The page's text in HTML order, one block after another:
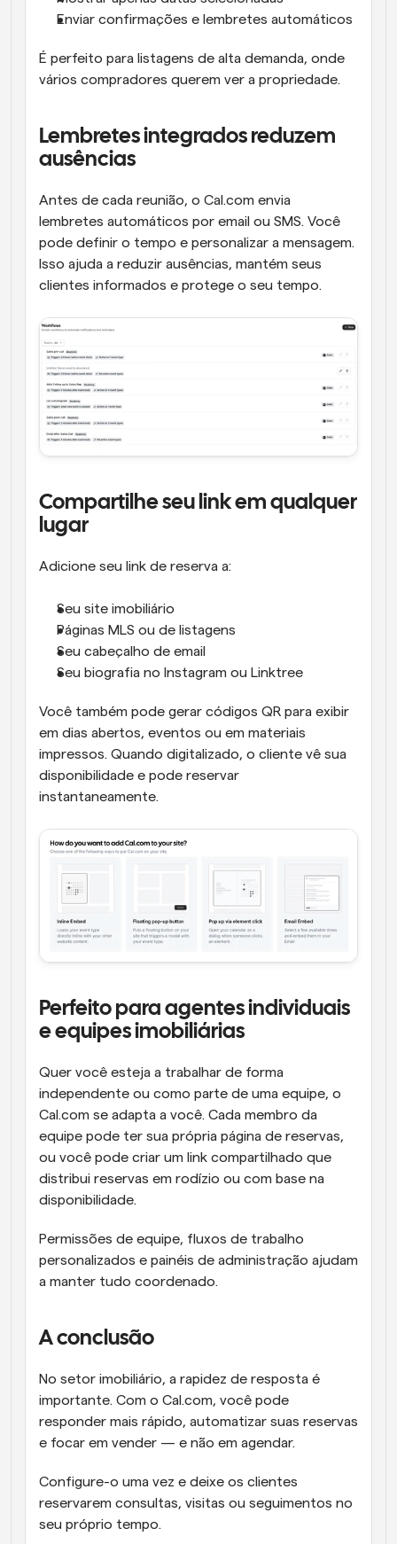
Enviar confirmações e lembretes automáticos
É perfeito para listagens de alta demanda, onde
vários compradores querem ver a propriedade.
Lembretes integrados reduzem
ausências
Antes de cada reunião, o Cal.com envia
lembretes automáticos por email ou SMS. Você
pode definir o tempo e personalizar a mensagem.
Isso ajuda a reduzir ausências, mantém seus
clientes informados e protege o seu tempo.
Compartilhe seu link em qualquer
lugar
Adicione seu link de reserva a:
Seu site imobiliário
Páginas MLS ou de listagens
Seu cabeçalho de email
Seu biografia no Instagram ou Linktree
Você também pode gerar códigos QR para exibir
em dias abertos, eventos ou em materiais
impressos. Quando digitalizado, o cliente vê sua
disponibilidade e pode reservar
instantaneamente.
Perfeito para agentes individuais
e equipes imobiliárias
Quer você esteja a trabalhar de forma
independente ou como parte de uma equipe, o
Cal.com se adapta a você. Cada membro da
equipe pode ter sua própria página de reservas,
ou você pode criar um link compartilhado que
distribui reservas em rodízio ou com base na
disponibilidade.
Permissões de equipe, fluxos de trabalho
personalizados e painéis de administração ajudam
a manter tudo coordenado.
A conclusão
No setor imobiliário, a rapidez de resposta é
importante. Com o Cal.com, você pode
responder mais rápido, automatizar suas reservas
e focar em vender — e não em agendar.
Configure-o uma vez e deixe os clientes
reservarem consultas, visitas ou seguimentos no
seu próprio tempo.